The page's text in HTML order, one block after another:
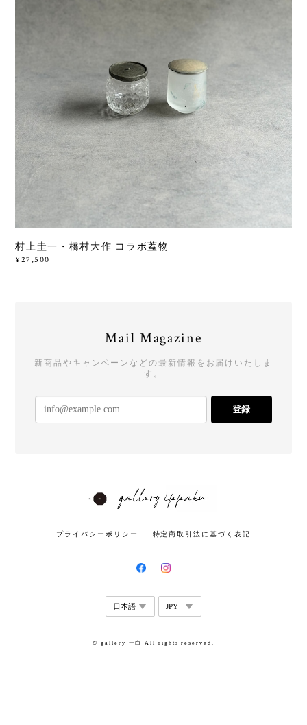
村上圭一・橋村大作 コラボ蓋物
¥27,500
Mail Magazine
新商品やキャンペーンなどの最新情報をお届けいたしま
す。
登録
プライバシーポリシー 特定商取引法に基づく表記
© gallery 一白 All rights reserved.